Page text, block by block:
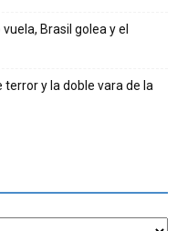
Brasil golea y el
terror y la doble vara de la